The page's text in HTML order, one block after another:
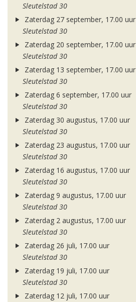
Sleutelstad 30
Zaterdag 27 september, 17.00 uur
Sleutelstad 30
Zaterdag 20 september, 17.00 uur
Sleutelstad 30
Zaterdag 13 september, 17.00 uur
Sleutelstad 30
Zaterdag 6 september, 17.00 uur
Sleutelstad 30
Zaterdag 30 augustus, 17.00 uur
Sleutelstad 30
Zaterdag 23 augustus, 17.00 uur
Sleutelstad 30
Zaterdag 16 augustus, 17.00 uur
Sleutelstad 30
Zaterdag 9 augustus, 17.00 uur
Sleutelstad 30
Zaterdag 2 augustus, 17.00 uur
Sleutelstad 30
Zaterdag 26 juli, 17.00 uur
Sleutelstad 30
Zaterdag 19 juli, 17.00 uur
Sleutelstad 30
Zaterdag 12 juli, 17.00 uur